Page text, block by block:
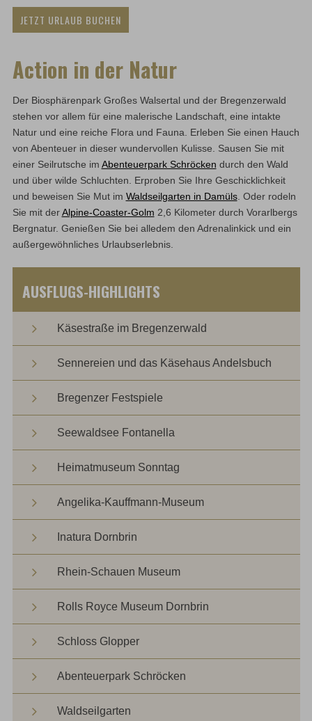
JETZT URLAUB BUCHEN
Action in der Natur
Der Biosphärenpark Großes Walsertal und der Bregenzerwald
stehen vor allem für eine malerische Landschaft, eine intakte
Natur und eine reiche Flora und Fauna. Erleben Sie einen Hauch
von Abenteuer in dieser wundervollen Kulisse. Sausen Sie mit
einer Seilrutsche im Abenteuerpark Schröcken durch den Wald
und über wilde Schluchten. Erproben Sie Ihre Geschicklichkeit
und beweisen Sie Mut im Waldseilgarten in Damüls. Oder rodeln
Sie mit derAlpine-Coaster-Golm 2,6 Kilometer durch Vorarlbergs
Bergnatur. Genießen Sie bei alledem den Adrenalinkick und ein
außergewöhnliches Urlaubserlebnis.
AUSFLUGS-HIGHLIGHTS
Käsestraße im Bregenzerwald
Sennereien und das Käsehaus Andelsbuch
Bregenzer Festspiele
Seewaldsee Fontanella
Heimatmuseum Sonntag
Angelika-Kauffmann-Museum
Inatura Dornbrin
Rhein-Schauen Museum
Rolls Royce Museum Dornbrin
Schloss Glopper
Abenteuerpark Schröcken
Waldseilgarten